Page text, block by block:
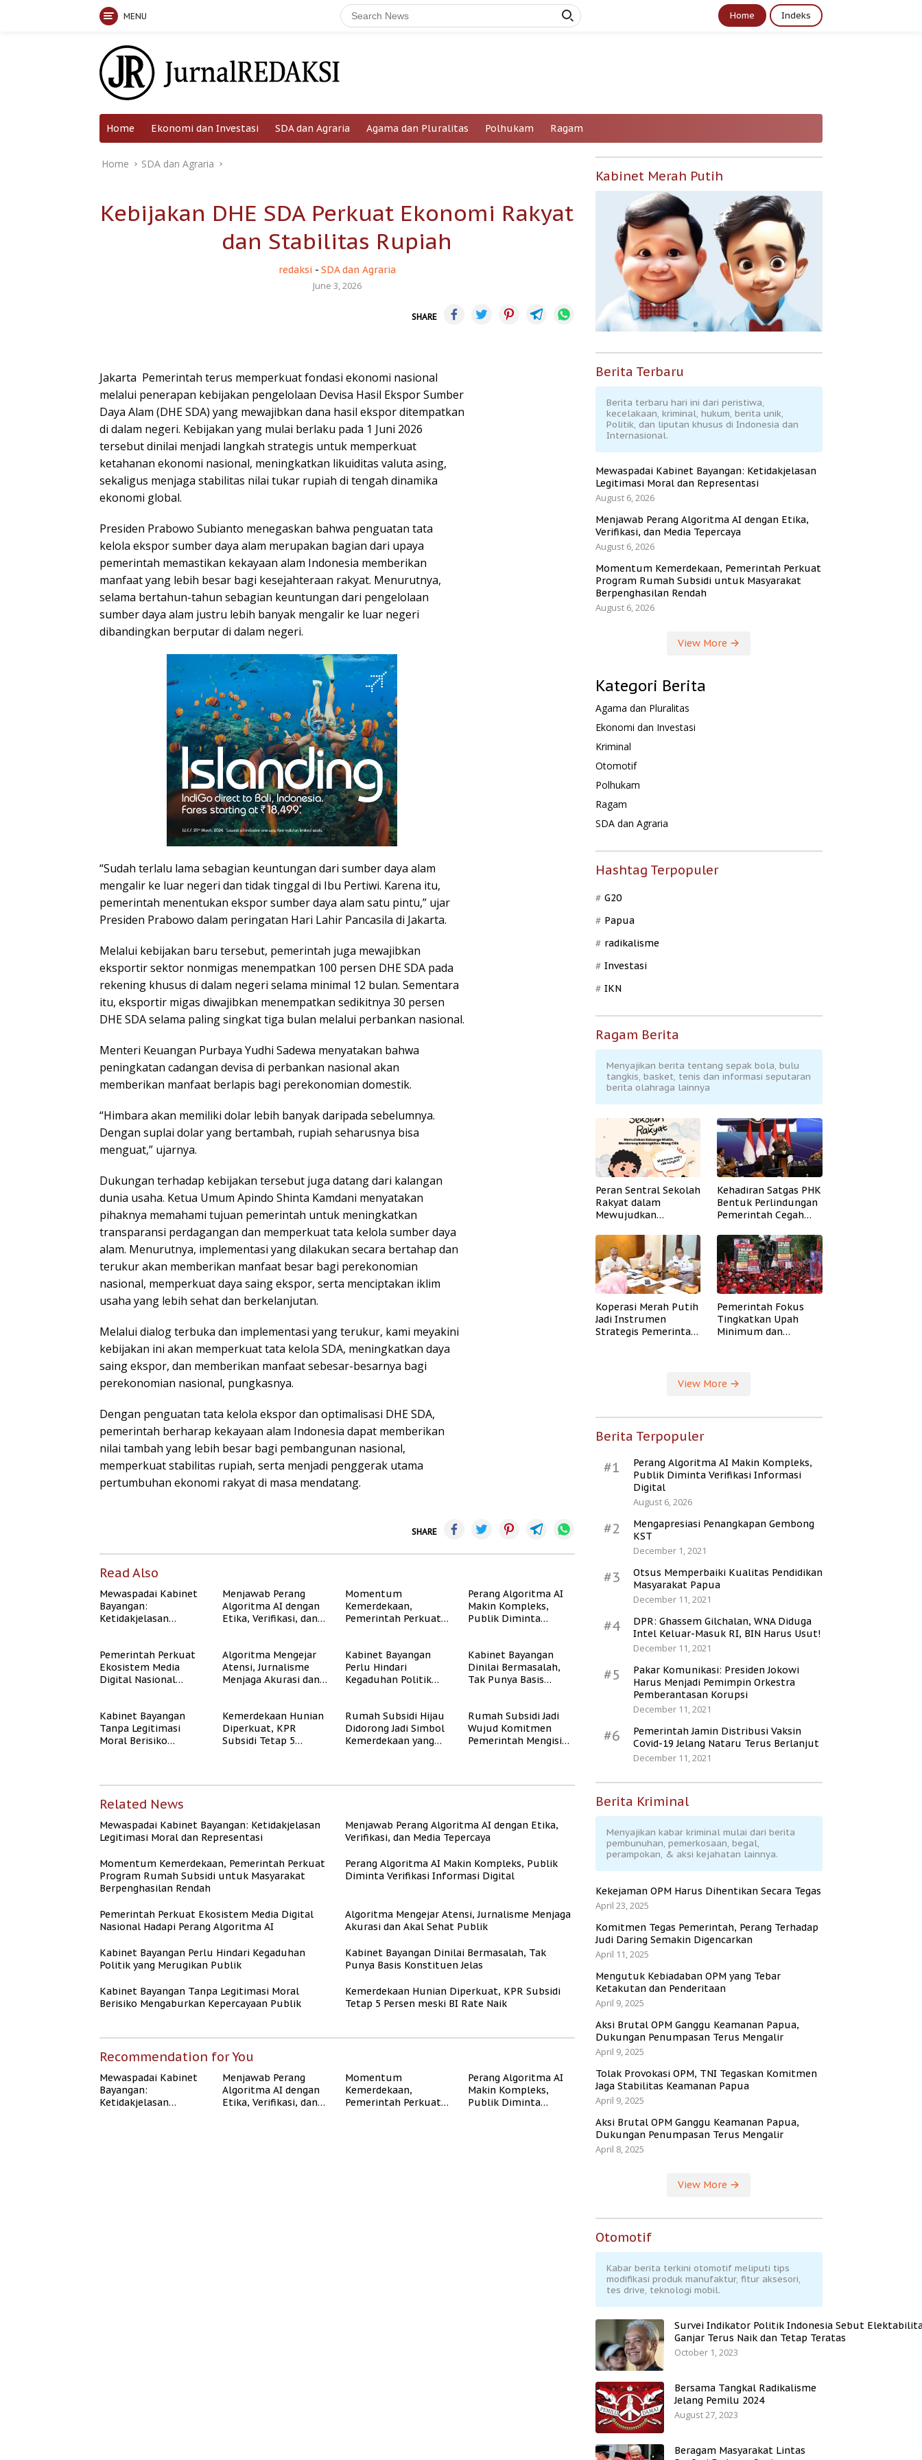
MENU Home Indeks
Home Ekonomi dan Investasi SDA dan Agraria Agama dan Pluralitas Polhukam Ragam
Home SDA dan Agraria
Kebijakan DHE SDA Perkuat Ekonomi Rakyat
dan Stabilitas Rupiah
redaksi - SDA dan Agraria
June 3, 2026
SHARE
Jakarta  Pemerintah terus memperkuat fondasi ekonomi nasional
melalui penerapan kebijakan pengelolaan Devisa Hasil Ekspor Sumber
Daya Alam (DHE SDA) yang mewajibkan dana hasil ekspor ditempatkan
di dalam negeri. Kebijakan yang mulai berlaku pada 1 Juni 2026
tersebut dinilai menjadi langkah strategis untuk memperkuat
ketahanan ekonomi nasional, meningkatkan likuiditas valuta asing,
sekaligus menjaga stabilitas nilai tukar rupiah di tengah dinamika
ekonomi global.
Presiden Prabowo Subianto menegaskan bahwa penguatan tata
kelola ekspor sumber daya alam merupakan bagian dari upaya
pemerintah memastikan kekayaan alam Indonesia memberikan
manfaat yang lebih besar bagi kesejahteraan rakyat. Menurutnya,
selama bertahun-tahun sebagian keuntungan dari pengelolaan
sumber daya alam justru lebih banyak mengalir ke luar negeri
dibandingkan berputar di dalam negeri.
“Sudah terlalu lama sebagian keuntungan dari sumber daya alam
mengalir ke luar negeri dan tidak tinggal di Ibu Pertiwi. Karena itu,
pemerintah menentukan ekspor sumber daya alam satu pintu,” ujar
Presiden Prabowo dalam peringatan Hari Lahir Pancasila di Jakarta.
Melalui kebijakan baru tersebut, pemerintah juga mewajibkan
eksportir sektor nonmigas menempatkan 100 persen DHE SDA pada
rekening khusus di dalam negeri selama minimal 12 bulan. Sementara
itu, eksportir migas diwajibkan menempatkan sedikitnya 30 persen
DHE SDA selama paling singkat tiga bulan melalui perbankan nasional.
Menteri Keuangan Purbaya Yudhi Sadewa menyatakan bahwa
peningkatan cadangan devisa di perbankan nasional akan
memberikan manfaat berlapis bagi perekonomian domestik.
“Himbara akan memiliki dolar lebih banyak daripada sebelumnya.
Dengan suplai dolar yang bertambah, rupiah seharusnya bisa
menguat,” ujarnya.
Dukungan terhadap kebijakan tersebut juga datang dari kalangan
dunia usaha. Ketua Umum Apindo Shinta Kamdani menyatakan
pihaknya memahami tujuan pemerintah untuk meningkatkan
transparansi perdagangan dan memperkuat tata kelola sumber daya
alam. Menurutnya, implementasi yang dilakukan secara bertahap dan
terukur akan memberikan manfaat besar bagi perekonomian
nasional, memperkuat daya saing ekspor, serta menciptakan iklim
usaha yang lebih sehat dan berkelanjutan.
Melalui dialog terbuka dan implementasi yang terukur, kami meyakini
kebijakan ini akan memperkuat tata kelola SDA, meningkatkan daya
saing ekspor, dan memberikan manfaat sebesar-besarnya bagi
perekonomian nasional, pungkasnya.
Dengan penguatan tata kelola ekspor dan optimalisasi DHE SDA,
pemerintah berharap kekayaan alam Indonesia dapat memberikan
nilai tambah yang lebih besar bagi pembangunan nasional,
memperkuat stabilitas rupiah, serta menjadi penggerak utama
pertumbuhan ekonomi rakyat di masa mendatang.
SHARE
Read Also
Mewaspadai Kabinet
Bayangan:
Ketidakjelasan
Menjawab Perang
Algoritma AI dengan
Etika, Verifikasi, dan
Momentum
Kemerdekaan,
Pemerintah Perkuat
Masyarakat
Berpenghasilan
Rendah
Perang Algoritma AI
Makin Kompleks,
Publik Diminta
Pemerintah Perkuat
Ekosistem Media
Digital Nasional
Algoritma Mengejar
Atensi, Jurnalisme
Menjaga Akurasi dan
Kabinet Bayangan
Perlu Hindari
Kegaduhan Politik
Kabinet Bayangan
Dinilai Bermasalah,
Tak Punya Basis
Kabinet Bayangan
Tanpa Legitimasi
Moral Berisiko
Kemerdekaan Hunian
Diperkuat, KPR
Subsidi Tetap 5
Rumah Subsidi Hijau
Didorong Jadi Simbol
Kemerdekaan yang
Rumah Subsidi Jadi
Wujud Komitmen
Pemerintah Mengisi
Related News
Mewaspadai Kabinet Bayangan: Ketidakjelasan
Legitimasi Moral dan Representasi
Menjawab Perang Algoritma AI dengan Etika,
Verifikasi, dan Media Tepercaya
Momentum Kemerdekaan, Pemerintah Perkuat
Program Rumah Subsidi untuk Masyarakat
Berpenghasilan Rendah
Perang Algoritma AI Makin Kompleks, Publik
Diminta Verifikasi Informasi Digital
Pemerintah Perkuat Ekosistem Media Digital
Nasional Hadapi Perang Algoritma AI
Algoritma Mengejar Atensi, Jurnalisme Menjaga
Akurasi dan Akal Sehat Publik
Kabinet Bayangan Perlu Hindari Kegaduhan
Politik yang Merugikan Publik
Kabinet Bayangan Dinilai Bermasalah, Tak
Punya Basis Konstituen Jelas
Kabinet Bayangan Tanpa Legitimasi Moral
Berisiko Mengaburkan Kepercayaan Publik
Kemerdekaan Hunian Diperkuat, KPR Subsidi
Tetap 5 Persen meski BI Rate Naik
Recommendation for You
Mewaspadai Kabinet
Bayangan:
Ketidakjelasan
Menjawab Perang
Algoritma AI dengan
Etika, Verifikasi, dan
Momentum
Kemerdekaan,
Pemerintah Perkuat
Perang Algoritma AI
Makin Kompleks,
Publik Diminta
Kabinet Merah Putih
Berita Terbaru
Berita terbaru hari ini dari peristiwa,
kecelakaan, kriminal, hukum, berita unik,
Politik, dan liputan khusus di Indonesia dan
Internasional.
Mewaspadai Kabinet Bayangan: Ketidakjelasan
Legitimasi Moral dan Representasi
August 6, 2026
Menjawab Perang Algoritma AI dengan Etika,
Verifikasi, dan Media Tepercaya
August 6, 2026
Momentum Kemerdekaan, Pemerintah Perkuat
Program Rumah Subsidi untuk Masyarakat
Berpenghasilan Rendah
August 6, 2026
View More
Kategori Berita
Agama dan Pluralitas
Ekonomi dan Investasi
Kriminal
Otomotif
Polhukam
Ragam
SDA dan Agraria
Hashtag Terpopuler
G20
Papua
radikalisme
Investasi
IKN
Ragam Berita
Menyajikan berita tentang sepak bola, bulu
tangkis, basket, tenis dan informasi seputaran
berita olahraga lainnya
Peran Sentral Sekolah
Rakyat dalam
Mewujudkan
Kehadiran Satgas PHK
Bentuk Perlindungan
Pemerintah Cegah
Koperasi Merah Putih
Jadi Instrumen
Strategis Pemerintah
Pemerintah Fokus
Tingkatkan Upah
Minimum dan
View More
Berita Terpopuler
#1
Perang Algoritma AI Makin Kompleks,
Publik Diminta Verifikasi Informasi
Digital
August 6, 2026
#2
Mengapresiasi Penangkapan Gembong
KST
December 1, 2021
#3
Otsus Memperbaiki Kualitas Pendidikan
Masyarakat Papua
December 11, 2021
#4
DPR: Ghassem Gilchalan, WNA Diduga
Intel Keluar-Masuk RI, BIN Harus Usut!
December 11, 2021
#5
Pakar Komunikasi: Presiden Jokowi
Harus Menjadi Pemimpin Orkestra
Pemberantasan Korupsi
December 11, 2021
#6
Pemerintah Jamin Distribusi Vaksin
Covid-19 Jelang Nataru Terus Berlanjut
December 11, 2021
Berita Kriminal
Menyajikan kabar kriminal mulai dari berita
pembunuhan, pemerkosaan, begal,
perampokan, & aksi kejahatan lainnya.
Kekejaman OPM Harus Dihentikan Secara Tegas
April 23, 2025
Komitmen Tegas Pemerintah, Perang Terhadap
Judi Daring Semakin Digencarkan
April 11, 2025
Mengutuk Kebiadaban OPM yang Tebar
Ketakutan dan Penderitaan
April 9, 2025
Aksi Brutal OPM Ganggu Keamanan Papua,
Dukungan Penumpasan Terus Mengalir
April 9, 2025
Tolak Provokasi OPM, TNI Tegaskan Komitmen
Jaga Stabilitas Keamanan Papua
April 9, 2025
Aksi Brutal OPM Ganggu Keamanan Papua,
Dukungan Penumpasan Terus Mengalir
April 8, 2025
View More
Otomotif
Kabar berita terkini otomotif meliputi tips
modifikasi produk manufaktur, fitur aksesori,
tes drive, teknologi mobil.
Survei Indikator Politik Indonesia Sebut
Ganjar Terus Naik dan Tetap Teratas
October 1, 2023
Bersama Tangkal Radikalisme
Jelang Pemilu 2024
August 27, 2023
Beragam Masyarakat Lintas